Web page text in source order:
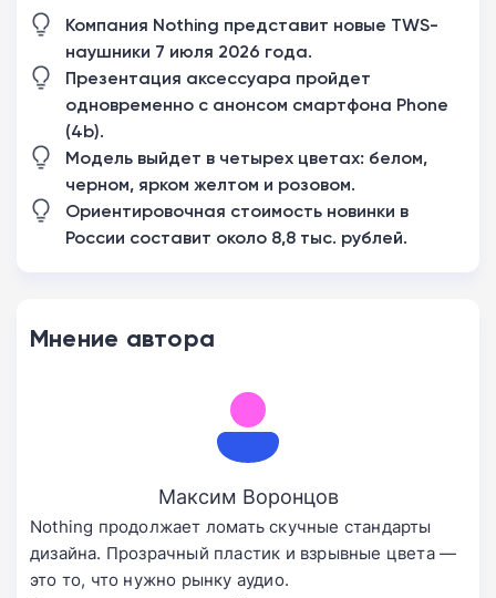
Компания Nothing представит новые TWS-
наушники 7 июля 2026 года.
Презентация аксессуара пройдет
одновременно с анонсом смартфона Phone
(4b).
Модель выйдет в четырех цветах: белом,
черном, ярком желтом и розовом.
Ориентировочная стоимость новинки в
России составит около 8,8 тыс. рублей.
Мнение автора
Максим Воронцов
Nothing продолжает ломать скучные стандарты
дизайна. Прозрачный пластик и взрывные цвета —
это то, что нужно рынку аудио.